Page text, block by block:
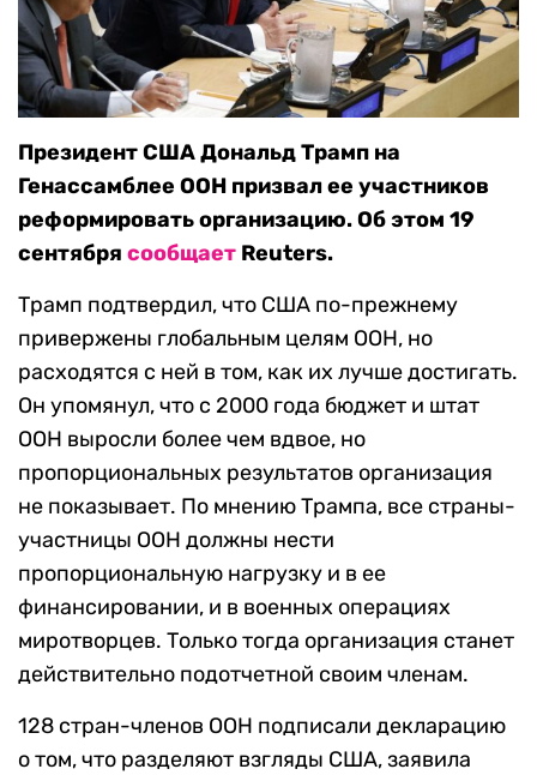
Президент США Дональд Трамп на
Генассамблее ООН призвал ее участников
реформировать организацию. Об этом 19
сентября сообщает Reuters.
Трамп подтвердил, что США по-прежнему
привержены глобальным целям ООН, но
расходятся с ней в том, как их лучше достигать.
Он упомянул, что с 2000 года бюджет и штат
ООН выросли более чем вдвое, но
пропорциональных результатов организация
не показывает. По мнению Трампа, все страны-
участницы ООН должны нести
пропорциональную нагрузку и в ее
финансировании, и в военных операциях
миротворцев. Только тогда организация станет
действительно подотчетной своим членам.
128 стран-членов ООН подписали декларацию
о том, что разделяют взгляды США, заявила